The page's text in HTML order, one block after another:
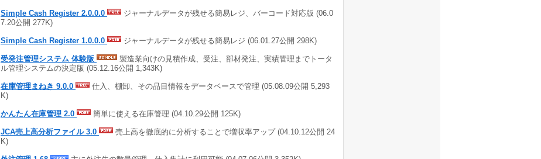
Simple Cash Register 2.0.0.0
ジャーナルデータが残せる簡易レジ、バーコード対応版 (06.0
7.20公開 277K)
Simple Cash Register 1.0.0.0 ジャーナルデータが残せる簡易レジ (06.01.27公開 298K)
受発注管理システム 体験版
製造業向けの見積作成、受注、部材発注、実績管理までトータ
ル管理システムの決定版 (05.12.16公開 1,343K)
在庫管理まねき 9.0.0
仕入、棚卸、その品目情報をデータベースで管理 (05.08.09公開 5,293
K)
かんたん在庫管理 2.0 簡単に使える在庫管理 (04.10.29公開 125K)
JCA売上高分析ファイル 3.0
売上高を徹底的に分析することで増収率アップ (04.10.12公開 24
K)